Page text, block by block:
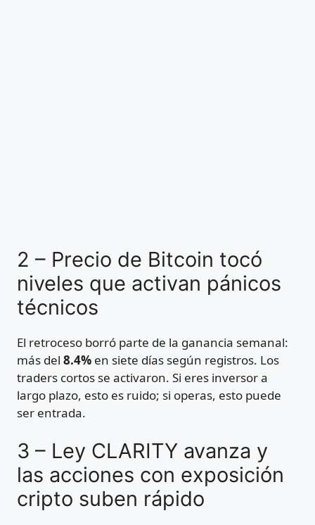
2 – Precio de Bitcoin tocó
niveles que activan pánicos
técnicos
El retroceso borró parte de la ganancia semanal:
más del 8.4% en siete días según registros. Los
traders cortos se activaron. Si eres inversor a
largo plazo, esto es ruido; si operas, esto puede
ser entrada.
3 – Ley CLARITY avanza y
las acciones con exposición
cripto suben rápido